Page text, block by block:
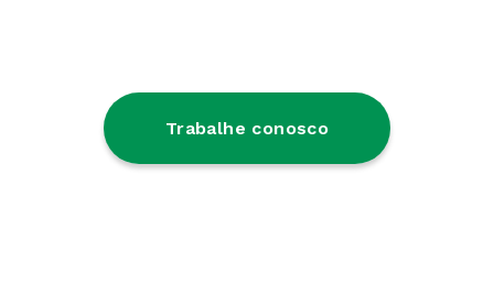
Trabalhe conosco